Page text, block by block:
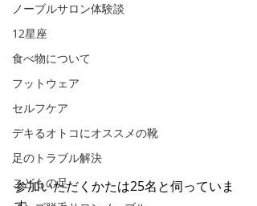
ノーブルサロン体験談
12星座
食べ物について
フットウェア
セルフケア
デキるオトコにオススメの靴
足のトラブル解決
こどもの足
参加いただくかたは25名と伺っていま